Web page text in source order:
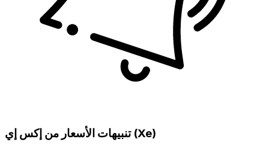
تنبيهات الأسعار من إكس إي (Xe)